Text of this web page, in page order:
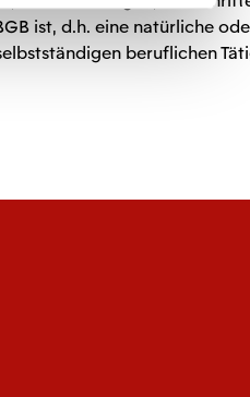
ist, d.h. eine natürliche
beruflichen